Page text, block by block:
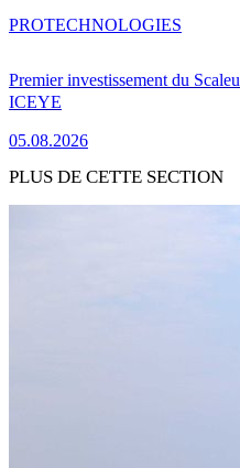
Premier investissement du
ICEYE
05.08.2026
PROTECHNOLOGIES
PLUS DE CETTE SECTION